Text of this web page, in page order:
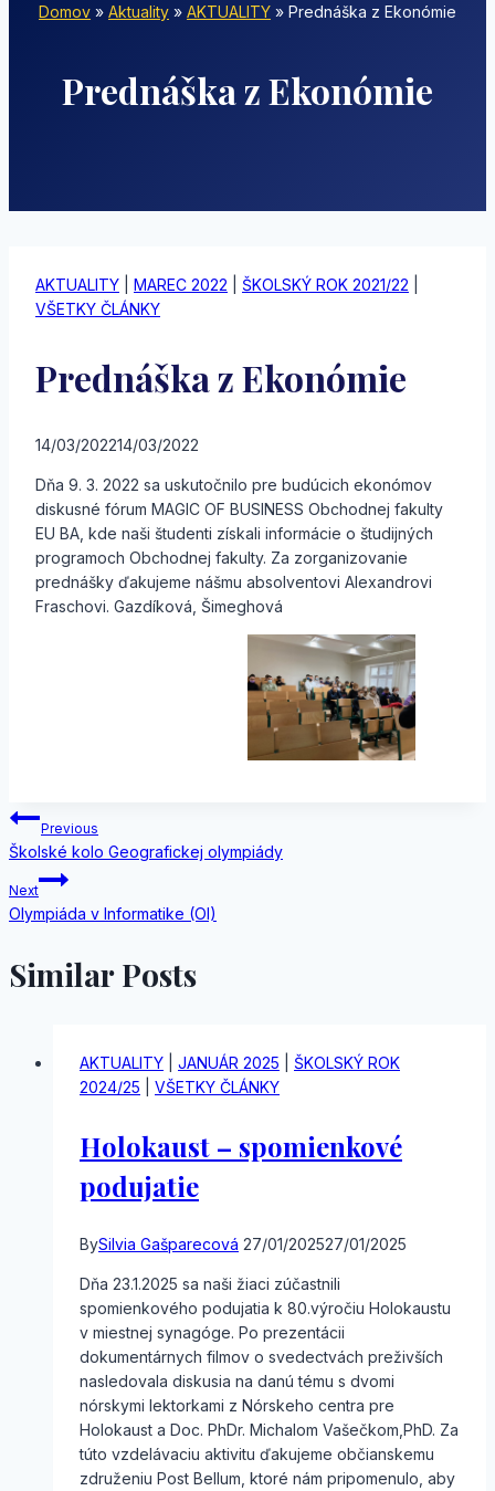
Domov » Aktuality » AKTUALITY » Prednáška z Ekonómie
Prednáška z Ekonómie
AKTUALITY MAREC 2022 ŠKOLSKÝ ROK 2021/22
VŠETKY ČLÁNKY
Prednáška z Ekonómie
14/03/202214/03/2022
Dňa 9. 3. 2022 sa uskutočnilo pre budúcich ekonómov
diskusné fórum MAGIC OF BUSINESS Obchodnej fakulty
EU BA, kde naši študenti získali informácie o študijných
programoch Obchodnej fakulty. Za zorganizovanie
prednášky ďakujeme nášmu absolventovi Alexandrovi
Fraschovi. Gazdíková, Šimeghová
Navigácia
v
článku
Previous
Školské kolo Geografickej olympiády
Next
Olympiáda v Informatike (OI)
Similar Posts
AKTUALITY JANUÁR 2025
ŠKOLSKÝ ROK
2024/25
VŠETKY ČLÁNKY
Holokaust – spomienkové
podujatie
BySilvia Gašparecová 27/01/202527/01/2025
Dňa 23.1.2025 sa naši žiaci zúčastnili
spomienkového podujatia k 80.výročiu Holokaustu
v miestnej synagóge. Po prezentácii
dokumentárnych filmov o svedectvách preživších
nasledovala diskusia na danú tému s dvomi
nórskymi lektorkami z Nórskeho centra pre
Holokaust a Doc. PhDr. Michalom Vašečkom,PhD. Za
túto vzdelávaciu aktivitu ďakujeme občianskemu
združeniu Post Bellum, ktoré nám pripomenulo, aby